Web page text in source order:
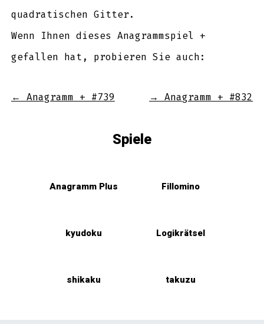
quadratischen Gitter.
Wenn Ihnen dieses Anagrammspiel +
gefallen hat, probieren Sie auch:
← Anagramm + #739 → Anagramm + #832
Spiele
Anagramm Plus Fillomino
kyudoku Logikrätsel
shikaku takuzu